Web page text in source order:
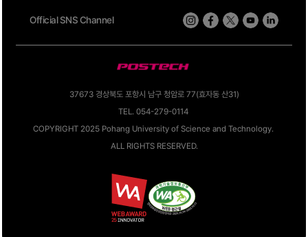
37673 경상북도 포항시 남구 청암로 77(효자동 산31)
TEL. 054-279-0114
COPYRIGHT 2025 Pohang University of Science and Technology.
ALL RIGHTS RESERVED.
Official SNS Channel